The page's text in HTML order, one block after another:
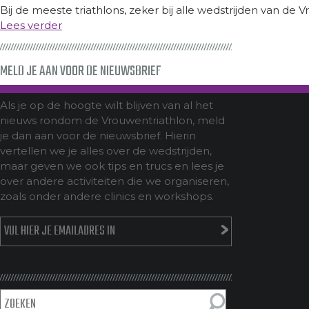
Bij de meeste triathlons, zeker bij alle wedstrijden van de
Lees verder
MELD JE AAN VOOR DE NIEUWSBRIEF
Als je op de hoogte wilt blijven van al het
nieuws rondom de Vrouwentriathlon, meld
je dan aan voor de nieuwsbrief. Hierin
vertellen we je alles over de wedstrijden,
maar geven we ook tips en trucs en lees je
over andere activiteiten die we organiseren,
zoals onder andere clinics en workshops.